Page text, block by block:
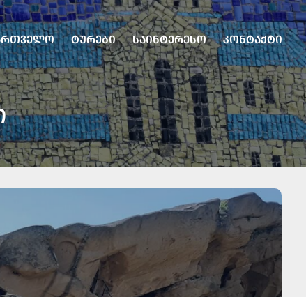
ᲢᲣᲠᲔᲑᲘ ᲡᲐᲘᲜᲢᲔᲠᲔᲡᲝ ᲙᲝᲜᲢᲐᲥᲢᲘ